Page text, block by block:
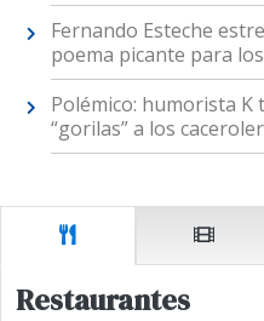
Fernando Esteche
poema picante para
Polémico: humorista K
“gorilas” a los
Restaurantes